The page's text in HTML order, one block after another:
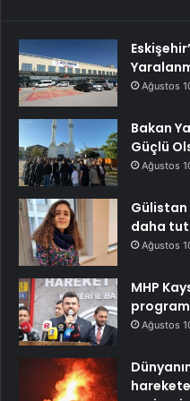
Ağustos
Bakan
Güçlü
Ağustos
Gülistan
daha
Ağustos
MHP
Ağustos